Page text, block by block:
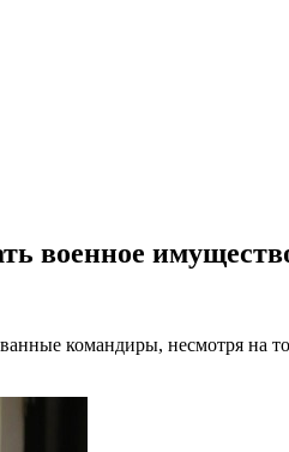
военное
командиры, несмотря на